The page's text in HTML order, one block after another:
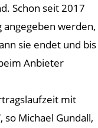
Schon seit 2017
werden,
sie endet und bis
Anbieter
mit
Michael Gundall,